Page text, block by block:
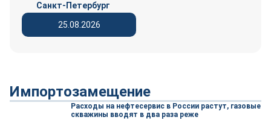
25.08.2026
Санкт-Петербург
Импортозамещение
Расходы на нефтесервис в России растут, газовые
скважины вводят в два раза реже